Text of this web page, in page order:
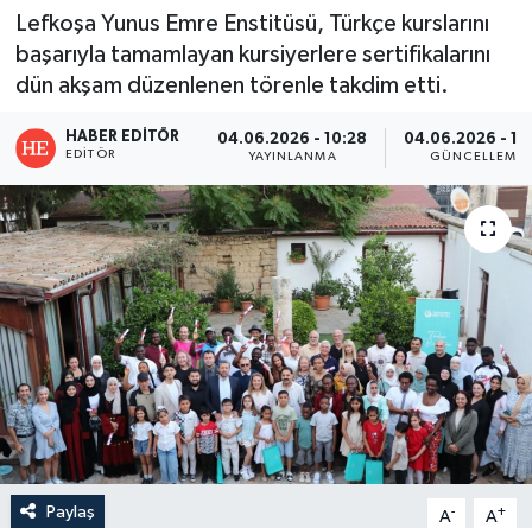
Lefkoşa Yunus Emre Enstitüsü, Türkçe kurslarını
başarıyla tamamlayan kursiyerlere sertifikalarını
dün akşam düzenlenen törenle takdim etti.
HABER EDITÖR
EDITÖR
04.06.2026 - 10:28
YAYINLANMA
04.06.2026 -
GÜNCELLEME
Paylaş A- A+